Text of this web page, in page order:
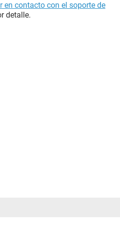
en contacto con el soporte de
detalle.